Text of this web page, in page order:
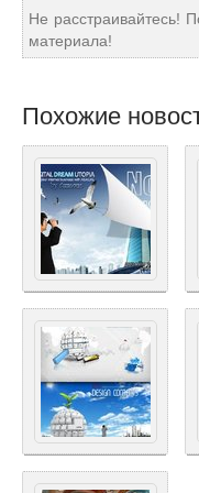
Не расстраивайтесь!
материала!
Похожие